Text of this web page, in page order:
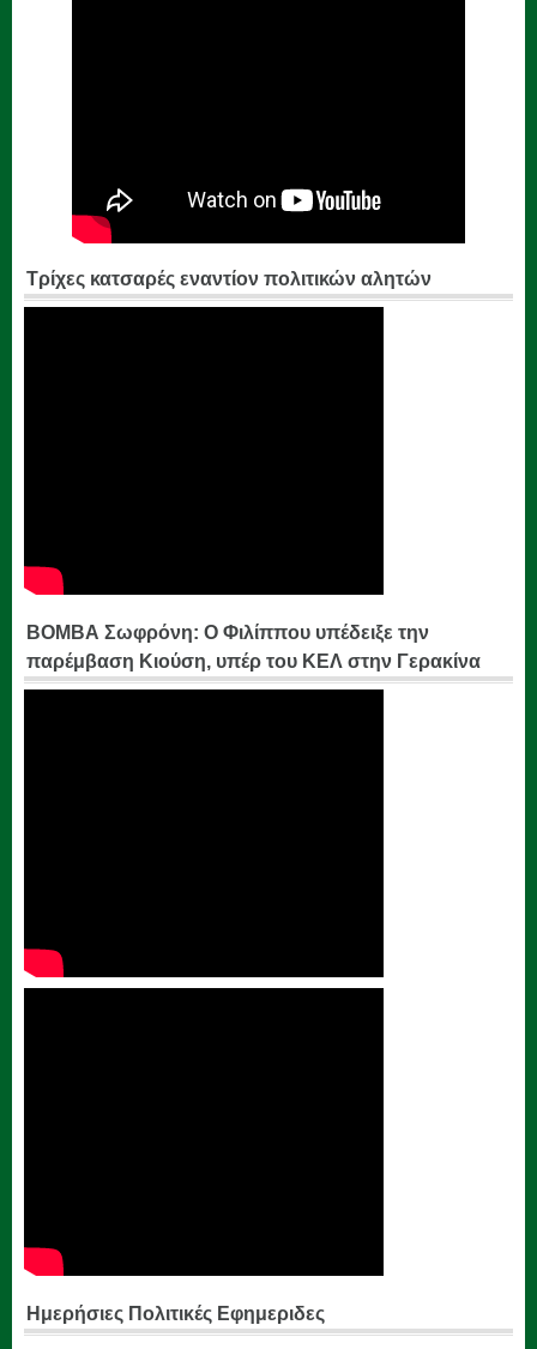
Τρίχες κατσαρές εναντίον πολιτικών αλητών
ΒΟΜΒΑ Σωφρόνη: Ο Φιλίππου υπέδειξε την
παρέμβαση Κιούση, υπέρ του ΚΕΛ στην Γερακίνα
Ημερήσιες Πολιτικές Εφημεριδες